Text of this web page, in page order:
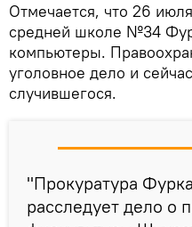
Отмечается, что 26
средней школе №34
компьютеры.
уголовное дело и
случившегося.
"Прокуратура
расследует дело о